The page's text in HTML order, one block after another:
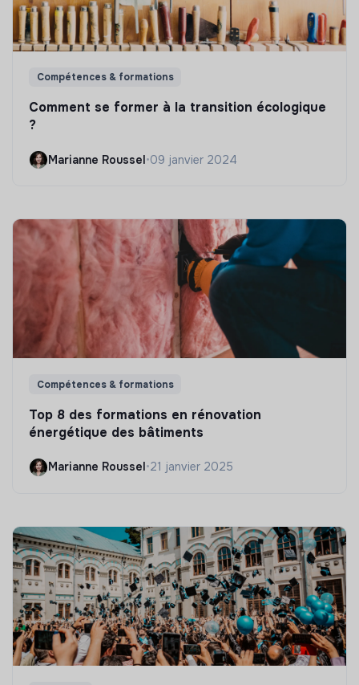
Compétences & formations
Comment se former à la transition écologique
?
Marianne Roussel•09 janvier 2024
Compétences & formations
Top 8 des formations en rénovation
énergétique des bâtiments
Marianne Roussel•21 janvier 2025